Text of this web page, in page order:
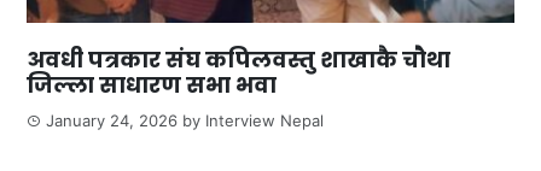
अवधी पत्रकार संघ कपिलवस्तु शाखाकै चौथा
जिल्ला साधारण सभा भवा
January 24, 2026 by Interview Nepal